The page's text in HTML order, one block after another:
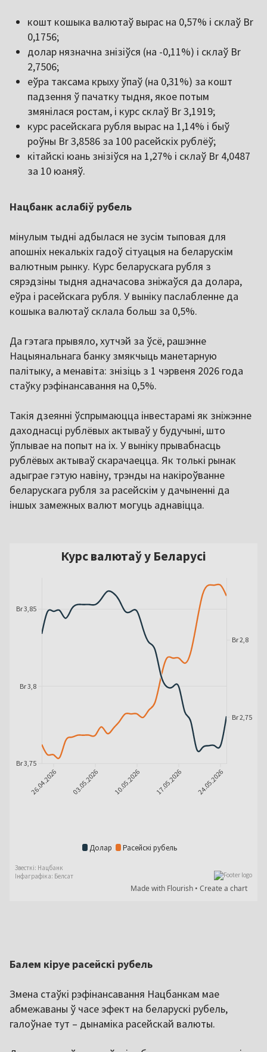
кошт кошыка валютаў вырас на 0,57% і склаў Br
0,1756;
долар нязначна знізіўся (на -0,11%) і склаў Br
2,7506;
еўра таксама крыху ўпаў (на 0,31%) за кошт
падзення ў пачатку тыдня, якое потым
змянілася ростам, і курс склаў Br 3,1919;
курс расейскага рубля вырас на 1,14% і быў
роўны Br 3,8586 за 100 расейскіх рублёў;
кітайскі юань знізіўся на 1,27% і склаў Br 4,0487
за 10 юаняў.
Нацбанк аслабіў рубель
мінулым тыдні адбылася не зусім тыповая для
апошніх некалькіх гадоў сітуацыя на беларускім
валютным рынку. Курс беларускага рубля з
сярэдзіны тыдня адначасова зніжаўся да долара,
еўра і расейскага рубля. У выніку паслабленне да
кошыка валютаў склала больш за 0,5%.
Да гэтага прывяло, хутчэй за ўсё, рашэнне
Нацыянальнага банку змякчыць манетарную
палітыку, а менавіта: знізіць з 1 чэрвеня 2026 года
стаўку рэфінансавання на 0,5%.
Такія дзеянні ўспрымаюцца інвестарамі як зніжэнне
даходнасці рублёвых актываў у будучыні, што
ўплывае на попыт на іх. У выніку прывабнасць
рублёвых актываў скарачаецца. Як толькі рынак
адыграе гэтую навіну, трэнды на накіроўванне
беларускага рубля за расейскім у дачыненні да
іншых замежных валют могуць аднавіцца.
Балем кіруе расейскі рубель
Змена стаўкі рэфінансавання Нацбанкам мае
абмежаваны ў часе эфект на беларускі рубель,
галоўнае тут – дынаміка расейскай валюты.